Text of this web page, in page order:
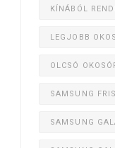
KÍNÁBÓL
LEGJOBB
OLCSÓ
SAMSUNG
SAMSUNG